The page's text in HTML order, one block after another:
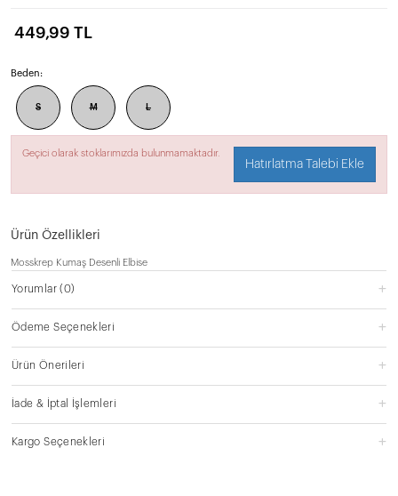
449,99 TL
Beden:
S M L
Geçici olarak stoklarımızda bulunmamaktadır.
Hatırlatma Talebi Ekle
Ürün Özellikleri
Mosskrep Kumaş Desenli Elbise
Yorumlar(0)
Ödeme Seçenekleri
Ürün Önerileri
İade & İptal İşlemleri
Kargo Seçenekleri